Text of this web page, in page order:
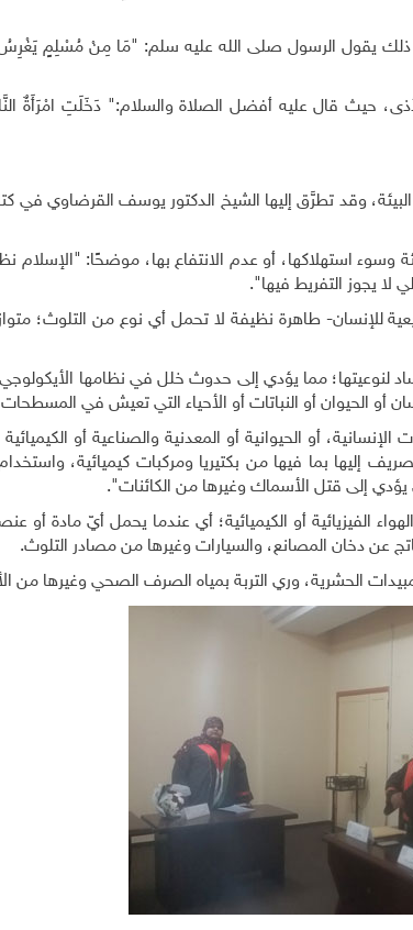
ذلك يقول الرسول صلى الله عليه سلم: "مَا مِنْ مُسْلِمٍ
حيث قال عليه أفضل الصلاة والسلام:" دَخَلَتِ امْرَأَةٌ
وقد تطرَّق إليها الشيخ الدكتور يوسف القرضاوي في
وسوء استهلاكها، أو عدم الانتفاع بها، موضحًا: "الإسلام
لا يجوز التفريط فيها".
للإنسان- طاهرة نظيفة لا تحمل أي نوع من التلوث؛
لنوعيتها؛ مما يؤدي إلى حدوث خلل في نظامها
أو الحيوان أو النباتات أو الأحياء التي تعيش في المسطحات
أو الحيوانية أو المعدنية والصناعية أو
إليها بما فيها من بكتيريا ومركبات كيميائية،
يؤدي إلى قتل الأسماك وغيرها من الكائنات".
الفيزيائية أو الكيميائية؛ أي عندما يحمل أيّ مادة أو
عن دخان المصانع، والسيارات وغيرها من مصادر التلوث.
الحشرية، وري التربة بمياه الصرف الصحي وغيرها من